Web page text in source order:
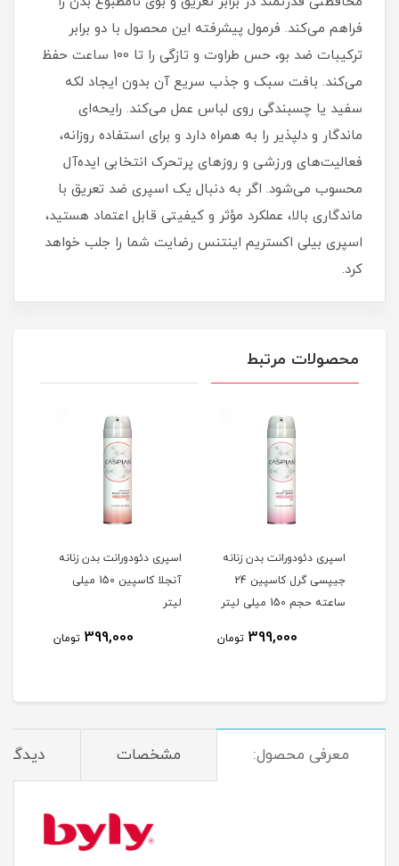
فراهم می‌کند. فرمول پیشرفته این محصول با دو برابر
ترکیبات ضد بو، حس طراوت و تازگی را تا 100 ساعت حفظ
می‌کند. بافت سبک و جذب سریع آن بدون ایجاد لکه
سفید یا چسبندگی روی لباس عمل می‌کند. رایحه‌ای
ماندگار و دلپذیر را به همراه دارد و برای استفاده روزانه،
فعالیت‌های ورزشی و روزهای پرتحرک انتخابی ایده‌آل
محسوب می‌شود. اگر به دنبال یک اسپری ضد تعریق با
ماندگاری بالا، عملکرد مؤثر و کیفیتی قابل اعتماد هستید،
اسپری بیلی اکستریم اینتنس رضایت شما را جلب خواهد
کرد.
محصولات مرتبط
اسپری دئودورانت بدن زنانه
جیپسی گرل کاسپین 24
ساعته حجم 150 میلی لیتر
399,000 تومان
اسپری دئودورانت بدن زنانه
آنجلا کاسپین 150 میلی
لیتر
399,000 تومان
معرفی محصول: مشخصات